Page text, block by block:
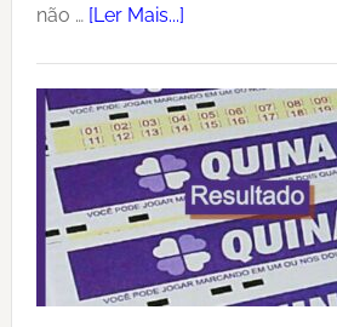
não … [Ler Mais...]sobreTimemania:
concurso
2425
sorteado
Quinta-
feira
06/08/2026